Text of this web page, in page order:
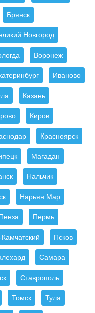
Брянск
Новгород
Воронеж
Иваново
Казань
Киров
Красноярск
Магадан
Нальчик
Нарьян Мар
Пермь
Псков
Самара
Ставрополь
Томск Тула